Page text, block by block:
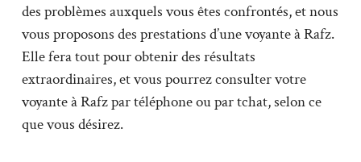
des problèmes auxquels vous êtes confrontés, et nous
vous proposons des prestations d’une voyante à Rafz.
Elle fera tout pour obtenir des résultats
extraordinaires, et vous pourrez consulter votre
voyante à Rafz par téléphone ou par tchat, selon ce
que vous désirez.